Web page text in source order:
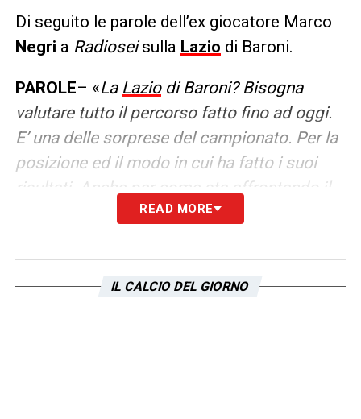
Di seguito le parole dell’ex giocatore Marco
Negri a Radioseisulla Lazio di Baroni.
PAROLE– «La Laziodi Baroni? Bisogna
valutare tutto il percorso fatto fino ad oggi.
E’ una delle sorprese del campionato. Per la
posizione ed il modo in cui ha fatto i suoi
risultati. Anche per come sta affrontando il
momento di calo. Mai una polemica, gruppo
Ora si può ancora migliorare e rendere la
stagione prestigiosa oppure confermare
READ MORE
IL CALCIO DEL GIORNO